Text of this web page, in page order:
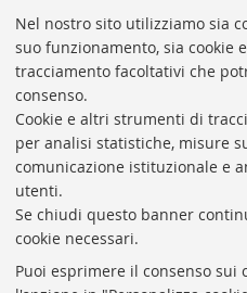
Nel nostro sito utilizziamo sia
suo funzionamento, sia cookie
tracciamento facoltativi che
consenso.
Cookie e altri strumenti di
per analisi statistiche, misure
comunicazione istituzionale e
utenti.
Se chiudi questo banner
cookie necessari.
Puoi esprimere il consenso sui
UNIVERSITARIA
Presidente: prof. Francesco
Coordinatrice gestionale:
Responsabile Amministrativo:
Via Zamboni, 33/35 - 40126
Tel. +39 051 2088306 - Fax +39